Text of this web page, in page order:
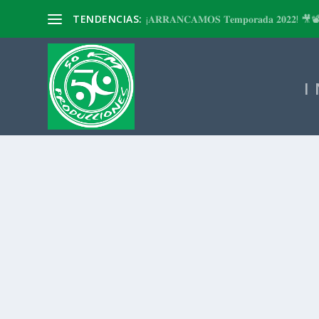
TENDENCIAS: ¡𝐀𝐑𝐑𝐀𝐍𝐂𝐀𝐌𝐎𝐒 𝐓𝐞𝐦𝐩𝐨𝐫𝐚𝐝𝐚 𝟐𝟎𝟐𝟐!